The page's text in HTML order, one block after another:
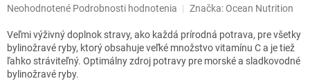
Priemerné
produktu
je
0,0
z
Neohodnotené Podrobnosti hodnotenia Značka: Ocean Nutrition
Veľmi výživný doplnok stravy, ako každá prírodná potrava, pre všetky
bylinožravé ryby, ktorý obsahuje veľké množstvo vitamínu C a je tiež
ľahko stráviteľný. Optimálny zdroj potravy pre morské a sladkovodné
bylinožravé ryby.